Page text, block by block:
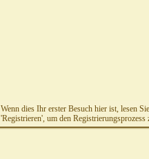
Wenn dies Ihr erster Besuch hier ist, lesen
'Registrieren', um den Registrierungsprozess